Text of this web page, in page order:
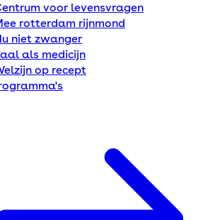
voor levensvragen
rotterdam rijnmond
niet zwanger
als medicijn
op recept